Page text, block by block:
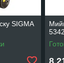
SIGMA
8